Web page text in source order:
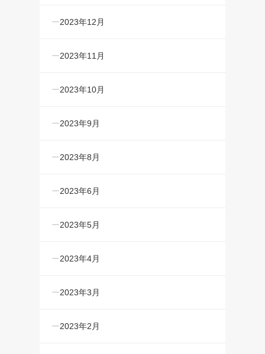
2023年12月
2023年11月
2023年10月
2023年9月
2023年8月
2023年6月
2023年5月
2023年4月
2023年3月
2023年2月